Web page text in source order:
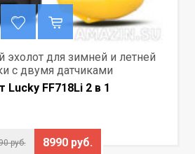
эхолот для зимней и летней
с двумя датчиками
Lucky FF718Li 2 в 1
руб. 8990 руб.